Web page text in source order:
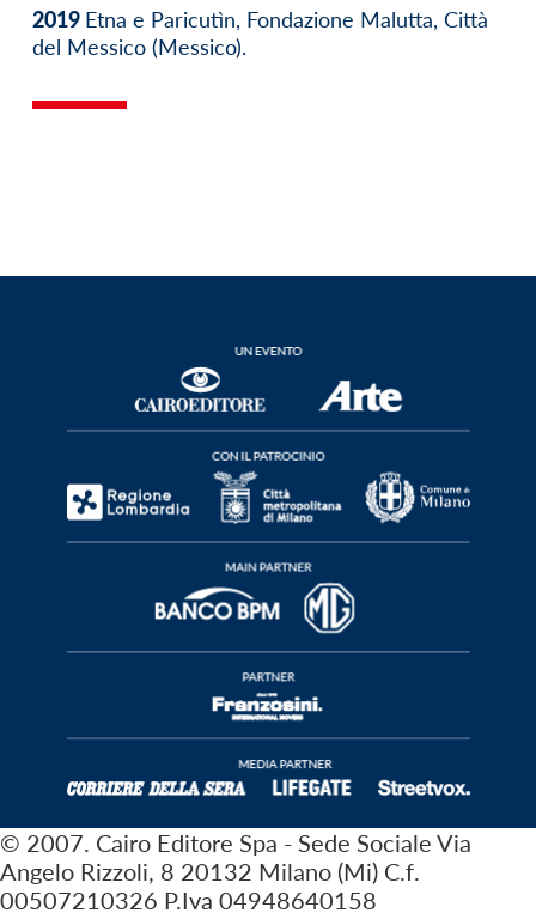
2019 Etna e Paricutìn, Fondazione Malutta, Città
del Messico (Messico).
© 2007. Cairo Editore Spa - Sede Sociale Via
Angelo Rizzoli, 8 20132 Milano (Mi) C.f.
00507210326 P.Iva 04948640158